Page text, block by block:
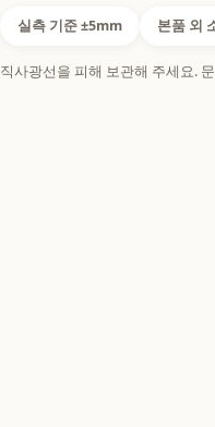
실측 기준 ±5mm 본품 외
직사광선을 피해 보관해 주세요.